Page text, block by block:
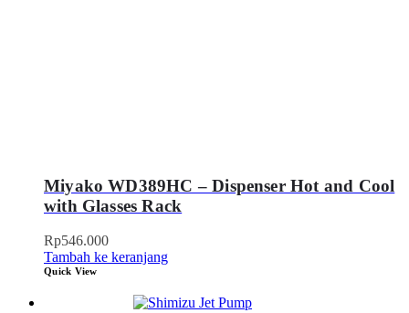
Miyako WD389HC – Dispenser Hot and Cool
with Glasses Rack
Rp546.000
Tambah ke keranjang
Quick View